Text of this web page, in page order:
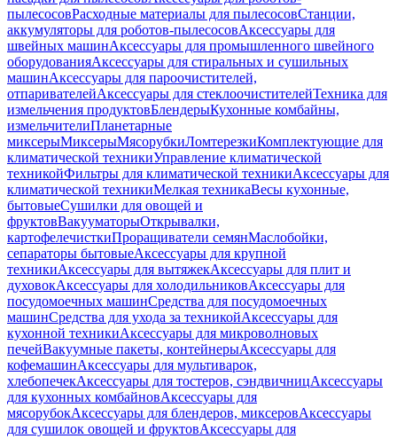
пылесосовРасходные материалы для пылесосовСтанции,
аккумуляторы для роботов-пылесосовАксессуары для
швейных машинАксессуары для промышленного швейного
оборудованияАксессуары для стиральных и сушильных
машинАксессуары для пароочистителей,
отпаривателейАксессуары для стеклоочистителейТехника для
измельчения продуктовБлендерыКухонные комбайны,
измельчителиПланетарные
миксерыМиксерыМясорубкиЛомтерезкиКомплектующие для
климатической техникиУправление климатической
техникойФильтры для климатической техникиАксессуары для
климатической техникиМелкая техникаВесы кухонные,
бытовыеСушилки для овощей и
фруктовВакууматорыОткрывалки,
картофелечисткиПроращиватели семянМаслобойки,
сепараторы бытовыеАксессуары для крупной
техникиАксессуары для вытяжекАксессуары для плит и
духовокАксессуары для холодильниковАксессуары для
посудомоечных машинСредства для посудомоечных
машинСредства для ухода за техникойАксессуары для
кухонной техникиАксессуары для микроволновых
печейВакуумные пакеты, контейнерыАксессуары для
кофемашинАксессуары для мультиварок,
хлебопечекАксессуары для тостеров, сэндвичницАксессуары
для кухонных комбайновАксессуары для
мясорубокАксессуары для блендеров, миксеровАксессуары
для сушилок овощей и фруктовАксессуары для